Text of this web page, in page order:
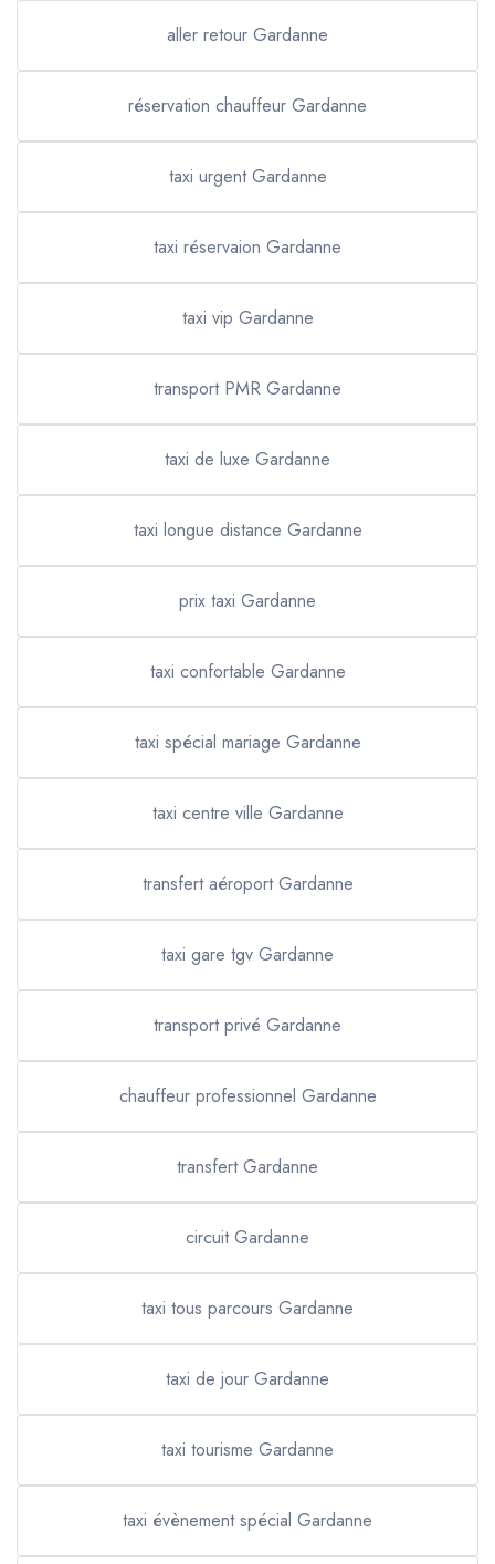
aller retour Gardanne
réservation chauffeur Gardanne
taxi urgent Gardanne
taxi réservaion Gardanne
taxi vip Gardanne
transport PMR Gardanne
taxi de luxe Gardanne
taxi longue distance Gardanne
prix taxi Gardanne
taxi confortable Gardanne
taxi spécial mariage Gardanne
taxi centre ville Gardanne
transfert aéroport Gardanne
taxi gare tgv Gardanne
transport privé Gardanne
chauffeur professionnel Gardanne
transfert Gardanne
circuit Gardanne
taxi tous parcours Gardanne
taxi de jour Gardanne
taxi tourisme Gardanne
taxi évènement spécial Gardanne